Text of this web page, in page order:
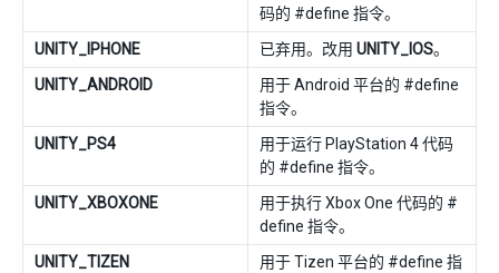
码的 #define 指令。
UNITY_IPHONE
已弃用。改用 UNITY_IOS。
UNITY_ANDROID
用于 Android 平台的 #define
指令。
UNITY_PS4
用于运行 PlayStation 4 代码
的 #define 指令。
UNITY_XBOXONE
用于执行 Xbox One 代码的 #
define 指令。
UNITY_TIZEN
用于 Tizen 平台的 #define 指